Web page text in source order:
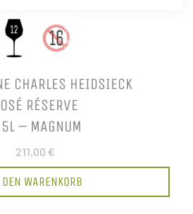
CHARLES HEIDSIECK
RÉSERVE
– MAGNUM
211,00 €
WARENKORB